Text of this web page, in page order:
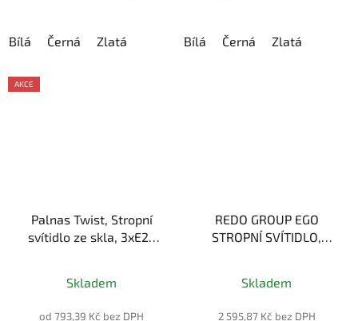
Bílá Černá Zlatá Bílá Černá Zlatá
AKCE
Palnas Twist, Stropní
svítidlo ze skla, 3xE27
hodnocení
produktu
Skladem
od 793,39 Kč bez DPH
REDO GROUP EGO
STROPNÍ SVÍTIDLO,
Skladem
2 595,87 Kč bez DPH